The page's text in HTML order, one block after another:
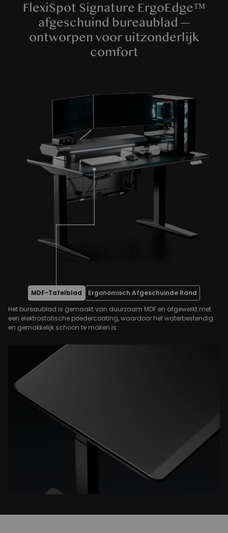
FlexiSpot Signature ErgoEdge™
afgeschuind bureaublad —
ontworpen voor uitzonderlijk
comfort
MDF-Tafelblad
Ergonomisch Afgeschuinde Rand
Het bureaublad is gemaakt van duurzaam MDF en afgewerkt met
een elektrostatische poedercoating, waardoor het waterbestendig
en gemakkelijk schoon te maken is.